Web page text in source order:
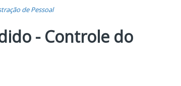
de Pessoal
- Controle do